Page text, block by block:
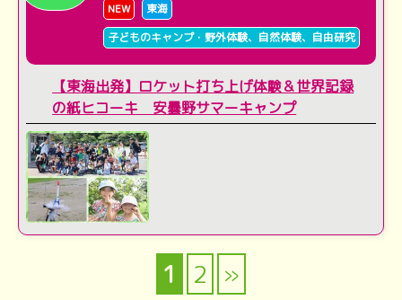
NEW
東海
子どものキャンプ・野外体験、自然体験、自由研究
【東海出発】ロケット打ち上げ体験＆世界記録
の紙ヒコーキ 安曇野サマーキャンプ
1 2 »